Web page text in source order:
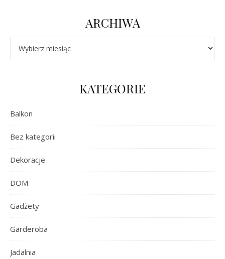
ARCHIWA
KATEGORIE
Balkon
Bez kategorii
Dekoracje
DOM
Gadżety
Garderoba
Jadalnia